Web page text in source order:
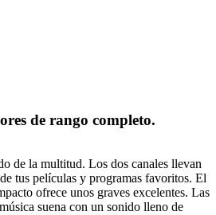
de rango completo.
de la multitud. Los dos canales llevan
tus películas y programas favoritos. El
ofrece unos graves excelentes. Las
suena con un sonido lleno de